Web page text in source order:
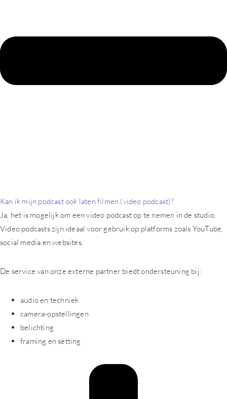
Kan ik mijn podcast ook laten filmen (video podcast)?
Ja, het is mogelijk om een video podcast op te nemen in de studio.
Video podcasts zijn ideaal voor gebruik op platforms zoals YouTube,
social media en websites.
De service van onze externe partner biedt ondersteuning bij:
audio en techniek
camera-opstellingen
belichting
framing en setting